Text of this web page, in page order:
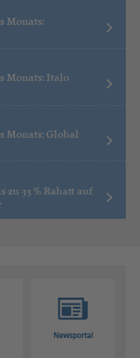
Monats:
Monats: Italo
Monats: Global
zu 33 % Rabatt auf
Newsportal